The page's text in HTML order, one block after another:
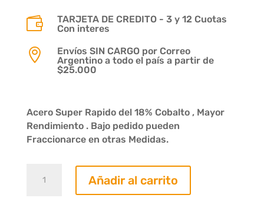

TARJETA DE CREDITO - 3 y 12 Cuotas
Con interes

Envíos SIN CARGO por Correo
Argentino a todo el país a partir de
$25.000
Acero Super Rapido del 18% Cobalto , Mayor
Rendimiento . Bajo pedido pueden
Fraccionarce en otras Medidas.
acero
Añadir al carrito